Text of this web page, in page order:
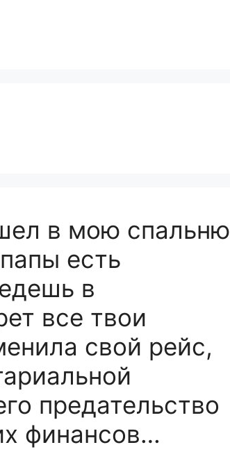
в мою спальню
есть
в
все твои
свой рейс,
предательство
финансов…